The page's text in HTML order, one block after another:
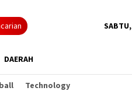
DAERAH
Technology